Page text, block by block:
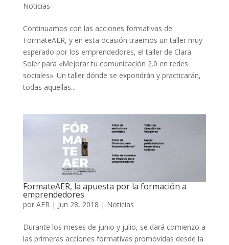
Noticias
Continuamos con las acciones formativas de
FormateAER, y en esta ocasión traemos un taller muy
esperado por los emprendedores, el taller de Clara
Soler para «Mejorar tu comunicación 2.0 en redes
sociales». Un taller dónde se expondrán y practicarán,
todas aquellas...
FormateAER, la apuesta por la formación a
emprendedores
por AER| Jun 28, 2018 | Noticias
Durante los meses de junio y julio, se dará comienzo a
las primeras acciones formativas promovidas desde la